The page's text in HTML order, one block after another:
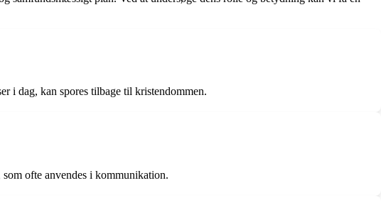
i dag, kan spores tilbage til kristendommen.
ofte anvendes i kommunikation.